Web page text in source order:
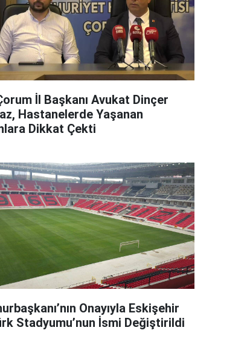
İl Başkanı Avukat Dinçer
Hastanelerde Yaşanan
Dikkat Çekti
Onayıyla Eskişehir
Stadyumu’nun İsmi Değiştirildi